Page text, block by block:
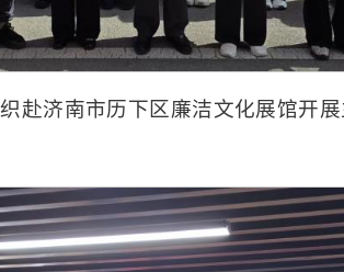
赴济南市历下区廉洁文化展馆开